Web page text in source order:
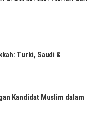
Turki, Saudi &
Kandidat Muslim dalam